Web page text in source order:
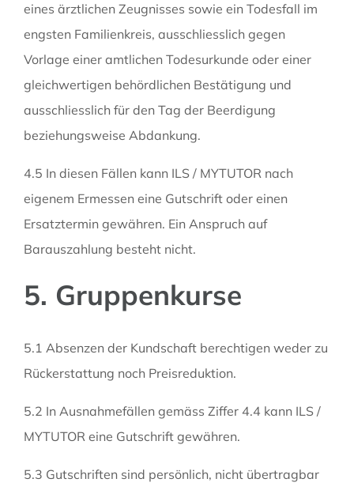
eines ärztlichen Zeugnisses sowie ein Todesfall im
engsten Familienkreis, ausschliesslich gegen
Vorlage einer amtlichen Todesurkunde oder einer
gleichwertigen behördlichen Bestätigung und
ausschliesslich für den Tag der Beerdigung
beziehungsweise Abdankung.
4.5 In diesen Fällen kann ILS / MYTUTOR nach
eigenem Ermessen eine Gutschrift oder einen
Ersatztermin gewähren. Ein Anspruch auf
Barauszahlung besteht nicht.
5. Gruppenkurse
5.1 Absenzen der Kundschaft berechtigen weder zu
Rückerstattung noch Preisreduktion.
5.2 In Ausnahmefällen gemäss Ziffer 4.4 kann ILS /
MYTUTOR eine Gutschrift gewähren.
5.3 Gutschriften sind persönlich, nicht übertragbar